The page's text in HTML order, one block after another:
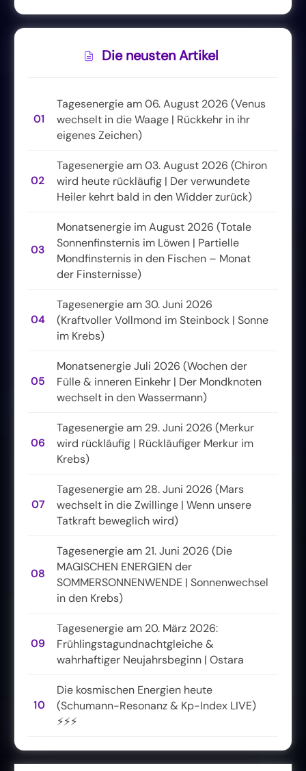
Die neusten Artikel
01
Tagesenergie am 06. August 2026 (Venus
wechselt in die Waage | Rückkehr in ihr
eigenes Zeichen)
02
Tagesenergie am 03. August 2026 (Chiron
wird heute rückläufig | Der verwundete
Heiler kehrt bald in den Widder zurück)
03
Monatsenergie im August 2026 (Totale
Sonnenfinsternis im Löwen | Partielle
Mondfinsternis in den Fischen – Monat
der Finsternisse)
04
Tagesenergie am 30. Juni 2026
(Kraftvoller Vollmond im Steinbock | Sonne
im Krebs)
05
Monatsenergie Juli 2026 (Wochen der
Fülle & inneren Einkehr | Der Mondknoten
wechselt in den Wassermann)
06
Tagesenergie am 29. Juni 2026 (Merkur
wird rückläufig | Rückläufiger Merkur im
Krebs)
07
Tagesenergie am 28. Juni 2026 (Mars
wechselt in die Zwillinge | Wenn unsere
Tatkraft beweglich wird)
08
Tagesenergie am 21. Juni 2026 (Die
MAGISCHEN ENERGIEN der
SOMMERSONNENWENDE | Sonnenwechsel
in den Krebs)
09
Tagesenergie am 20. März 2026:
Frühlingstagundnachtgleiche &
wahrhaftiger Neujahrsbeginn | Ostara
10
Die kosmischen Energien heute
(Schumann-Resonanz & Kp-Index LIVE)
⚡⚡⚡